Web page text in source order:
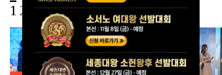
1 2023